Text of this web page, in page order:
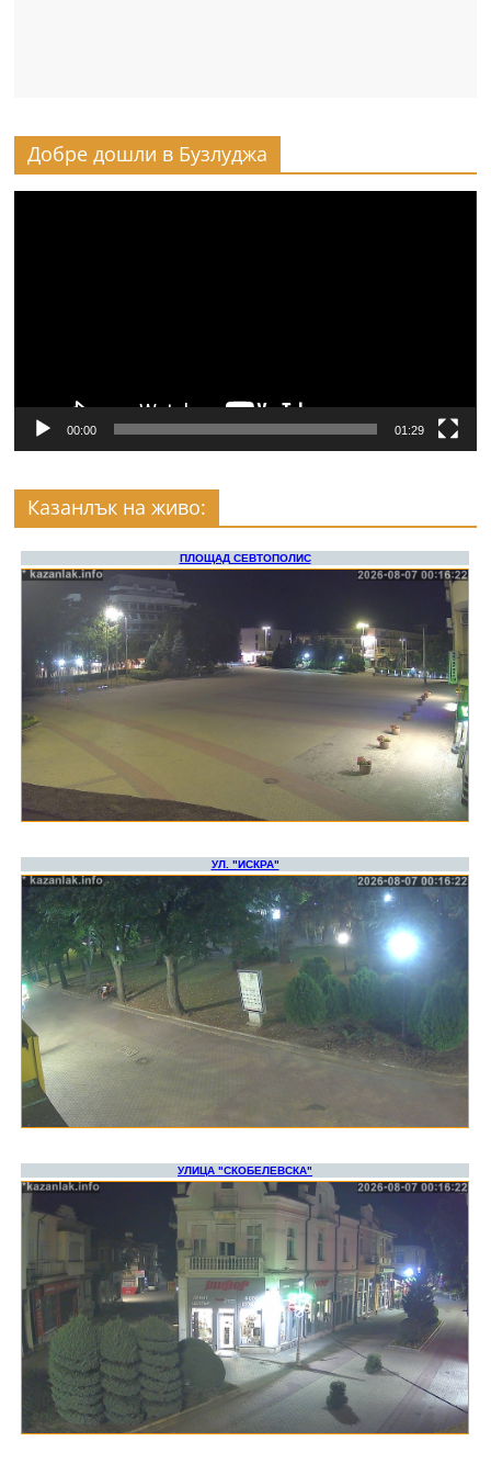
Добре дошли в Бузлуджа
00:00 01:29
Казанлък на живо: